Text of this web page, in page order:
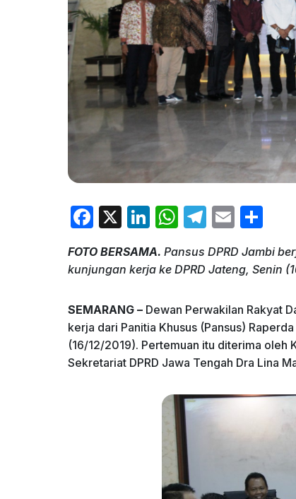
F
c
e
b
o
o
k
X
Li
k
dI
n
W
at
A
p
p
T
e
a
m
E
ai
l
ar
FOTO BERSAMA. Pansus DPRD Jambi
kunjungan kerja ke DPRD Jateng, Senin
SEMARANG – Dewan Perwakilan Rakyat
kerja dari Panitia Khusus (Pansus)
(16/12/2019). Pertemuan itu diterima oleh
Sekretariat DPRD Jawa Tengah Dra Lina